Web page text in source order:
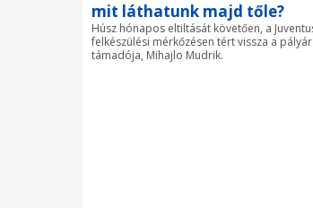
mit láthatunk majd tőle?
Húsz hónapos eltiltását követően, a
felkészülési mérkőzésen tért vissza a
támadója, Mihajlo Mudrik.